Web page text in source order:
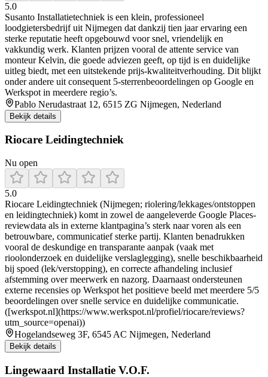
5.0
Susanto Installatietechniek is een klein, professioneel
loodgietersbedrijf uit Nijmegen dat dankzij tien jaar ervaring een
sterke reputatie heeft opgebouwd voor snel, vriendelijk en
vakkundig werk. Klanten prijzen vooral de attente service van
monteur Kelvin, die goede adviezen geeft, op tijd is en duidelijke
uitleg biedt, met een uitstekende prijs‑kwaliteitverhouding. Dit blijkt
onder andere uit consequent 5‑sterrenbeoordelingen op Google en
Werkspot in meerdere regio’s.
Pablo Nerudastraat 12, 6515 ZG Nijmegen, Nederland
Bekijk details
Riocare Leidingtechniek
Nu open
5.0
Riocare Leidingtechniek (Nijmegen; riolering/lekkages/ontstoppen
en leidingtechniek) komt in zowel de aangeleverde Google Places-
reviewdata als in externe klantpagina’s sterk naar voren als een
betrouwbare, communicatief sterke partij. Klanten benadrukken
vooral de deskundige en transparante aanpak (vaak met
rioolonderzoek en duidelijke verslaglegging), snelle beschikbaarheid
bij spoed (lek/verstopping), en correcte afhandeling inclusief
afstemming over meerwerk en nazorg. Daarnaast ondersteunen
externe recensies op Werkspot het positieve beeld met meerdere 5/5
beoordelingen over snelle service en duidelijke communicatie.
([werkspot.nl](https://www.werkspot.nl/profiel/riocare/reviews?
utm_source=openai))
Hogelandseweg 3F, 6545 AC Nijmegen, Nederland
Bekijk details
Lingewaard Installatie V.O.F.